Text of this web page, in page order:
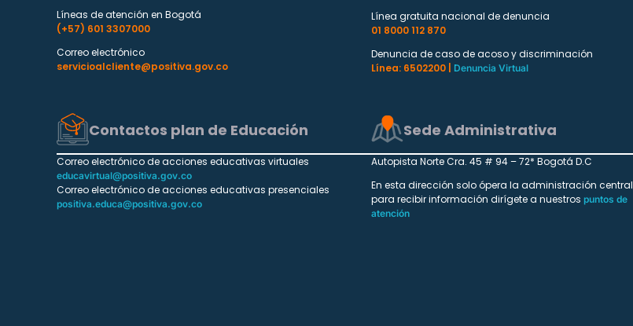
Líneas de atención en Bogotá
(+57) 601 3307000
Correo electrónico
servicioalcliente@positiva.gov.co
Línea gratuita nacional de denuncia
01 8000 112 870
Denuncia de caso de acoso y discriminación
Línea: 6502200 |
Denuncia Virtual
Contactos plan de Educación
Correo electrónico de acciones educativas virtuales
educavirtual@positiva.gov.co
Correo electrónico de acciones educativas presenciales
positiva.educa@positiva.gov.co
Sede Administrativa
Autopista Norte Cra. 45 # 94 – 72* Bogotá D.C
En esta dirección solo ópera la administración central
para recibir información dirígete a nuestros puntos de
atención